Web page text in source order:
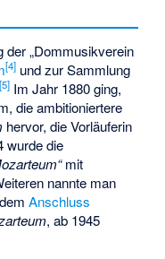
der „Dommusikverein
[4] und zur Sammlung
[5] Im Jahr 1880 ging,
die ambitioniertere
hervor, die Vorläuferin
wurde die
mit
nannte man
Anschluss
, ab 1945